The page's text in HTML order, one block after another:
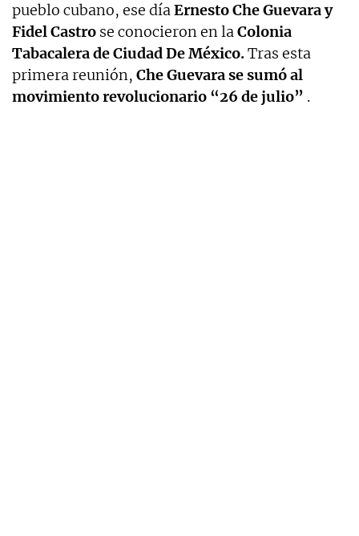
pueblo cubano, ese díaErnesto Che Guevara y
Fidel Castro se conocieron en laColonia
Tabacalera de Ciudad De México.Tras esta
primera reunión, Che Guevara se sumó al
movimiento revolucionario “26 de julio” .